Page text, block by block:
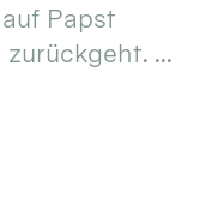
Papst
zurückgeht. ...